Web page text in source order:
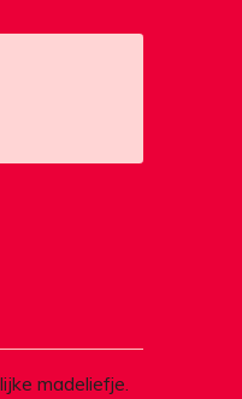
madeliefje.